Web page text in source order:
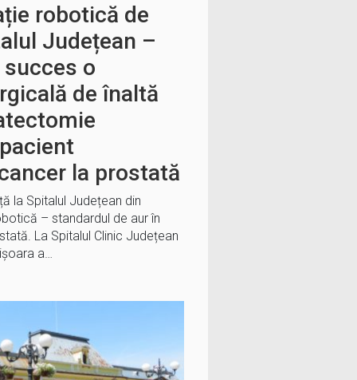
robotică de
Județean –
o
de înaltă
la prostată
la Spitalul Județean din
– standardul de aur în
La Spitalul Clinic Județean
a…